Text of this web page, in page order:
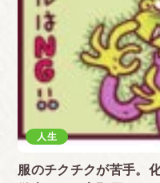
人生
服のチクチクが苦手。